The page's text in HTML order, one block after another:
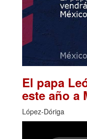
El papa
este año a
López-Dóriga